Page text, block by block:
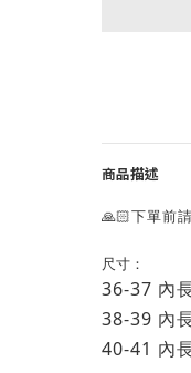
商品描述
🙏🏻下單前
尺寸：
36-37 內
38-39 內
40-41 內